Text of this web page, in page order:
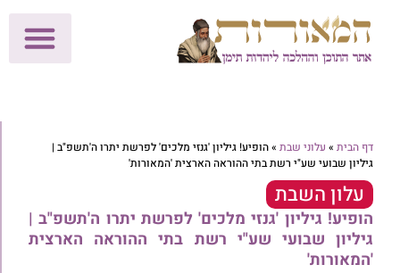
דף הבית » עלוני שבת »הופיע! גיליון 'גנזי מלכים' לפרשת יתרו ה'תשפ"ב |
גיליון שבועי שע"י רשת בתי ההוראה הארצית 'המאורות'
עלון השבת
הופיע! גיליון 'גנזי מלכים' לפרשת יתרו ה'תשפ"ב |
גיליון שבועי שע"י רשת בתי ההוראה הארצית
'המאורות'